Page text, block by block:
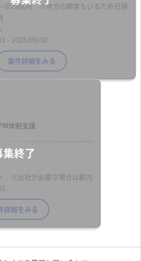
＠23区内 ※地方の顧客もいるため日帰
- 2025/09/30
案件詳細をみる
体制支援
※出社が必要な場合は都内
詳細をみる